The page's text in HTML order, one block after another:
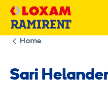
Skip
Home
Sari